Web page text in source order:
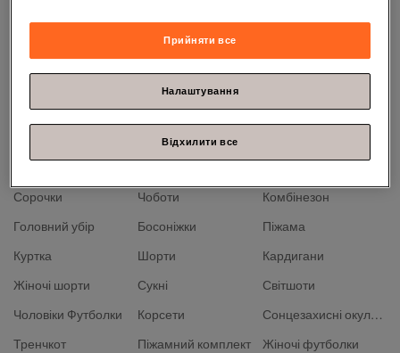
Geox
Champion
Buffalo
Greyder
Pierre Cardin
Defacto
Salomon
Timberland
Ted Baker
Helly Hansen
Сорочки
Чоботи
Комбінезон
Головний убір
Босоніжки
Піжама
Куртка
Шорти
Кардигани
Жіночі шорти
Сукні
Світшоти
Чоловіки Футболки
Корсети
Сонцезахисні окуляри
Тренчкот
Піжамний комплект
Жіночі футболки
Прийняти все
Налаштування
Відхилити все